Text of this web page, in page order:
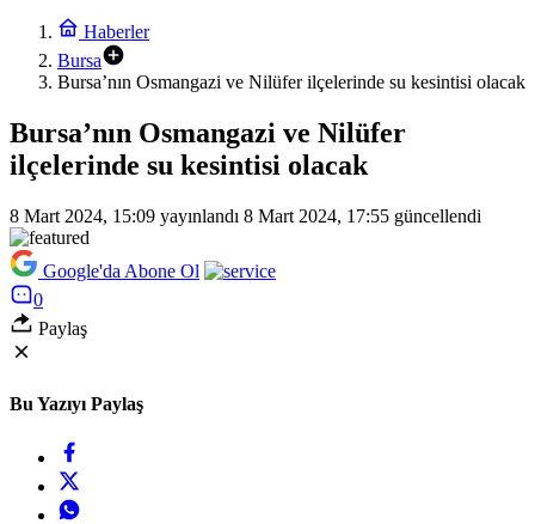
Haberler
Bursa
Bursa’nın Osmangazi ve Nilüfer ilçelerinde su kesintisi olacak
Bursa’nın Osmangazi ve Nilüfer
ilçelerinde su kesintisi olacak
8 Mart 2024, 15:09 yayınlandı 8 Mart 2024, 17:55 güncellendi
Google'da Abone Ol
0
Paylaş
Bu Yazıyı Paylaş